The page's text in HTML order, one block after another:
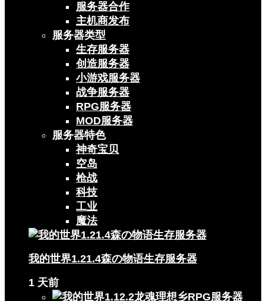
服务器合作
主机商发布
服务器类型
生存服务器
创造服务器
小游戏服务器
战争服务器
RPG服务器
MOD服务器
服务器特色
神奇宝贝
空岛
枪战
科技
工业
魔法
我的世界1.21.4森の物语生存服务器
1 天前